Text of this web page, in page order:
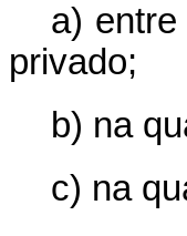
a)
privado;
b) na
c) na